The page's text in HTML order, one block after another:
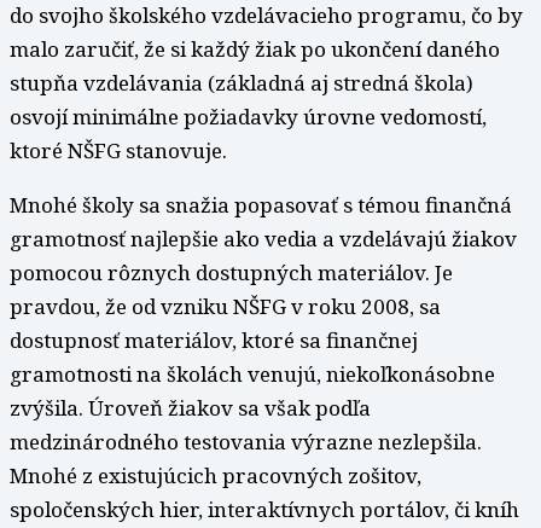
do svojho školského vzdelávacieho programu, čo by
malo zaručiť, že si každý žiak po ukončení daného
stupňa vzdelávania (základná aj stredná škola)
osvojí minimálne požiadavky úrovne vedomostí,
ktoré NŠFG stanovuje.
Mnohé školy sa snažia popasovať s témou finančná
gramotnosť najlepšie ako vedia a vzdelávajú žiakov
pomocou rôznych dostupných materiálov. Je
pravdou, že od vzniku NŠFG v roku 2008, sa
dostupnosť materiálov, ktoré sa finančnej
gramotnosti na školách venujú, niekoľkonásobne
zvýšila. Úroveň žiakov sa však podľa
medzinárodného testovania výrazne nezlepšila.
Mnohé z existujúcich pracovných zošitov,
spoločenských hier, interaktívnych portálov, či kníh